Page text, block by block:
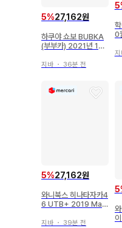
5%27,162원
하쿠야 쇼보 BUBKA
(부부카) 2021년 1월
지바 ・ 36분 전
5
0
지
5%27,162원
와니북스 히나타자카4
6 UTB+ 2019 May.
지바 ・ 39분 전
5